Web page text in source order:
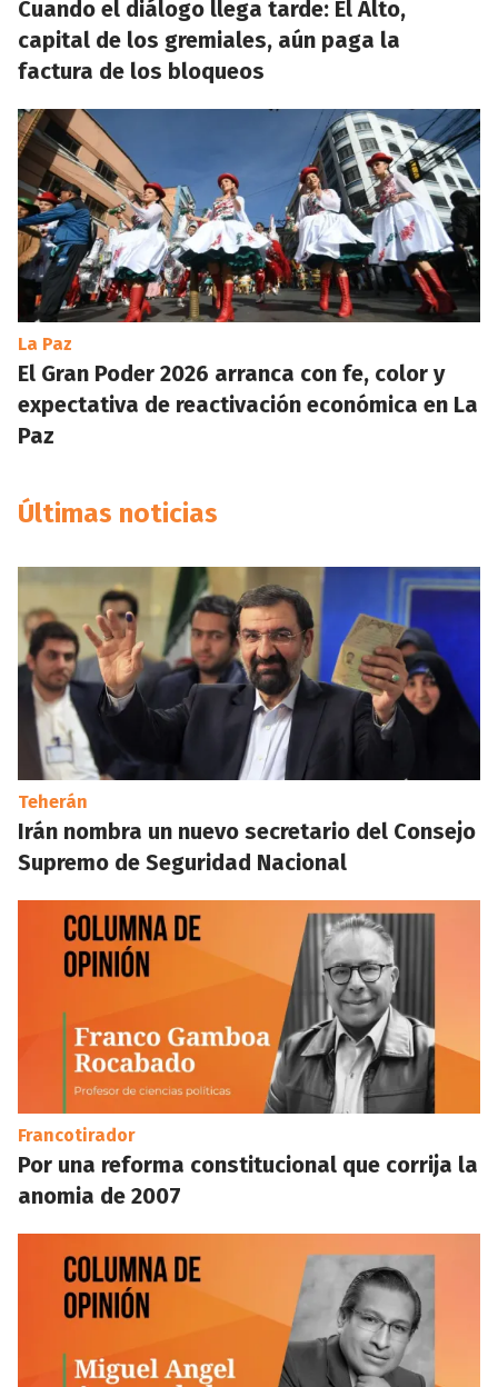
Cuando el diálogo llega tarde: El Alto,
capital de los gremiales, aún paga la
factura de los bloqueos
La Paz
El Gran Poder 2026 arranca con fe, color y
expectativa de reactivación económica en La
Paz
Últimas noticias
Teherán
Irán nombra un nuevo secretario del Consejo
Supremo de Seguridad Nacional
Francotirador
Por una reforma constitucional que corrija la
anomia de 2007